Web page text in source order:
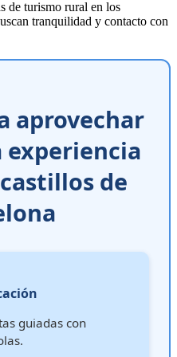
de turismo rural en los
tranquilidad y contacto con
aprovechar
experiencia
de
guiadas con